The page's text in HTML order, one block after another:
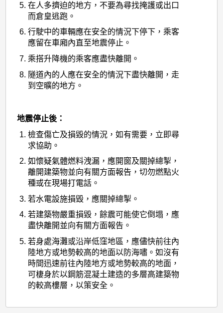
在人多擠迫的地方，不要為尋找掩護或出口
而倉皇逃跑。
行駛中的車輛應在安全的情況下停下，乘客
應留在車廂內直至地震停止。
乘搭升降機的乘客應盡快離開。
隧道內的人應在安全的情況下盡快離開，走
到空曠的地方。
地震停止後：
檢查傷亡及損毀的情況，如有需要，立即尋
求協助。
如懷疑氣體燃料洩漏，應開窗及關掉總掣，
離開建築物並向有關方面報告，切勿燃點火
種或在現場打電話。
若水電設施損毀，應關掉總掣。
若建築物嚴重損毀，餘震可能使它倒塌，應
盡快離開並向有關方面報告。
若身處海灘或沿岸低窪地區，應儘快前往內
陸地方或地勢較高的地面以防海嘯。如沒有
時間迅速前往內陸地方或地勢較高的地面，
可棲身於以鋼筋混凝土建造的多層高建築物
的較高樓層，以策安全。